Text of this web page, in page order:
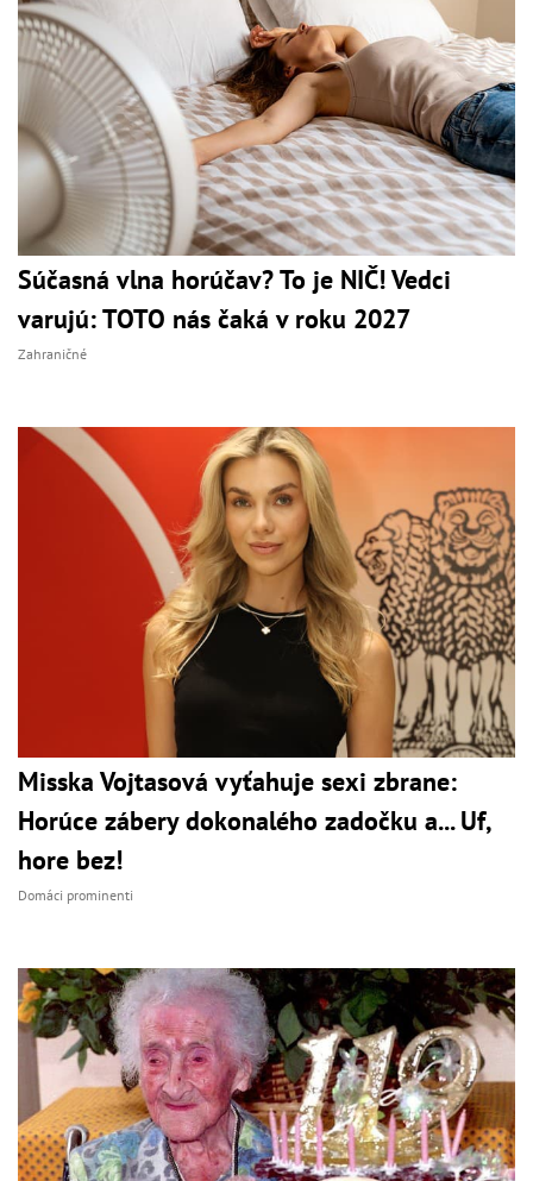
Súčasná vlna horúčav? To je NIČ! Vedci
varujú: TOTO nás čaká v roku 2027
Zahraničné
Misska Vojtasová vyťahuje sexi zbrane:
Horúce zábery dokonalého zadočku a... Uf,
hore bez!
Domáci prominenti